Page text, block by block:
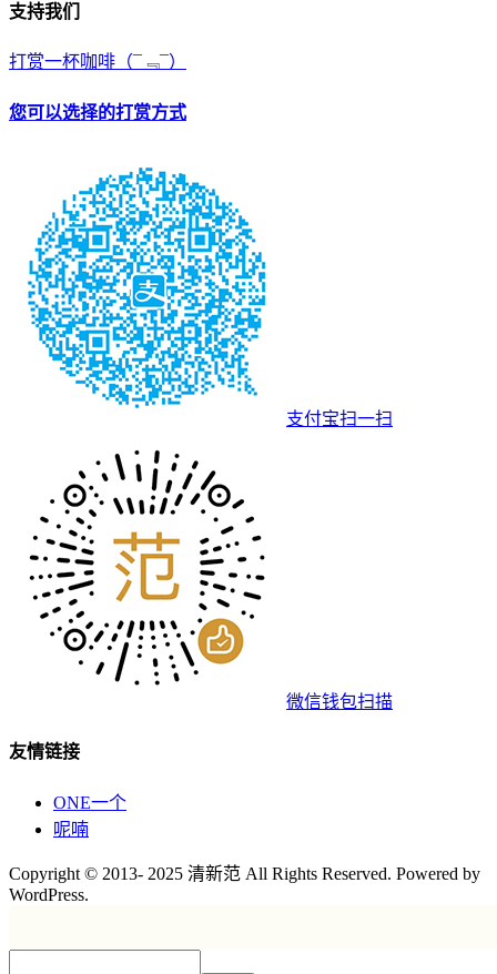
支持我们
打赏一杯咖啡 （¯﹃¯）
您可以选择的打赏方式
支付宝扫一扫
微信钱包扫描
友情链接
ONE一个
呢喃
Copyright © 2013- 2025 清新范 All Rights Reserved. Powered by
WordPress.